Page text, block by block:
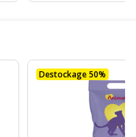
Destockage 50%